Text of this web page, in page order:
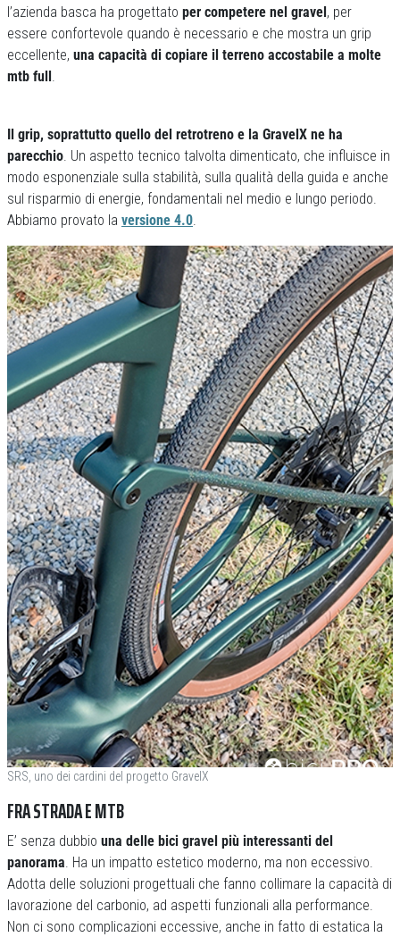
l’azienda basca ha progettato per competere nel gravel, per
essere confortevole quando è necessario e che mostra un grip
eccellente, una capacità di copiare il terreno accostabile a molte
mtb full.
Il grip, soprattutto quello del retrotreno e la GravelX ne ha
parecchio. Un aspetto tecnico talvolta dimenticato, che influisce in
modo esponenziale sulla stabilità, sulla qualità della guida e anche
sul risparmio di energie, fondamentali nel medio e lungo periodo.
Abbiamo provato la versione 4.0.
SRS, uno dei cardini del progetto GravelX
FRA STRADA E MTB
E’ senza dubbio una delle bici gravel più interessanti del
panorama . Ha un impatto estetico moderno, ma non eccessivo.
Adotta delle soluzioni progettuali che fanno collimare la capacità di
lavorazione del carbonio, ad aspetti funzionali alla performance.
Non ci sono complicazioni eccessive, anche in fatto di estatica la